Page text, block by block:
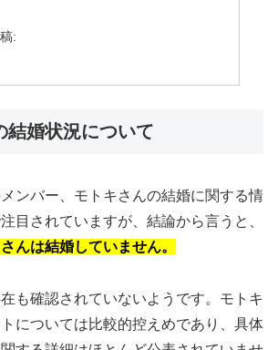
:
結婚状況について
ンバー、モトキさんの結婚に関する情
目されていますが、結論から言うと、
んは結婚していません。
も確認されていないようです。モトキ
については比較的控えめであり、具体